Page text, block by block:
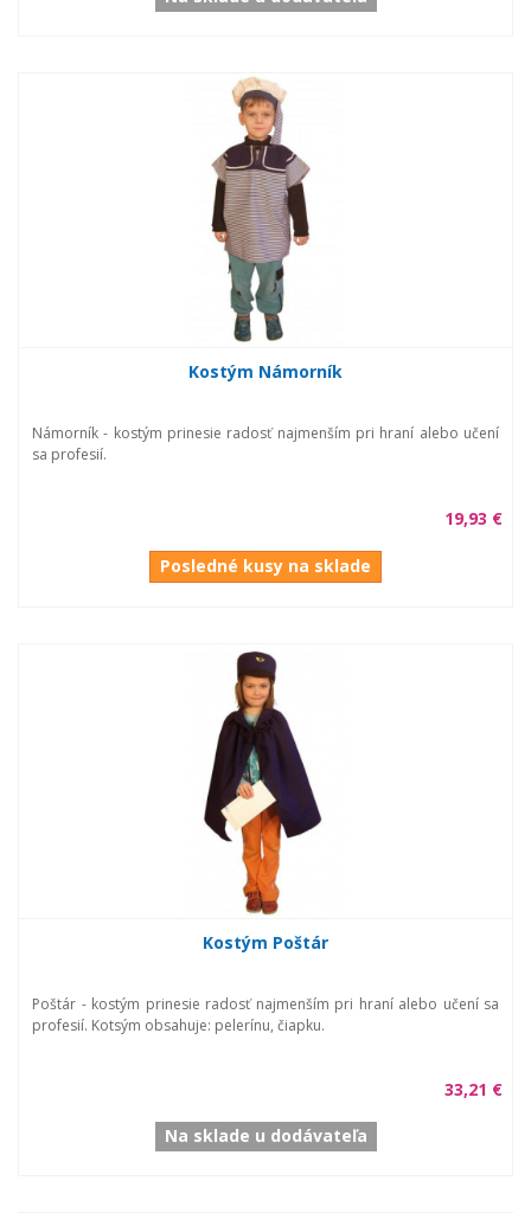
Kostým Námorník
Námorník - kostým prinesie radosť najmenším pri hraní alebo učení
sa profesií.
19,93 €
Posledné kusy na sklade
Kostým Poštár
Poštár - kostým prinesie radosť najmenším pri hraní alebo učení sa
profesií. Kotsým obsahuje: pelerínu, čiapku.
33,21 €
Na sklade u dodávateľa